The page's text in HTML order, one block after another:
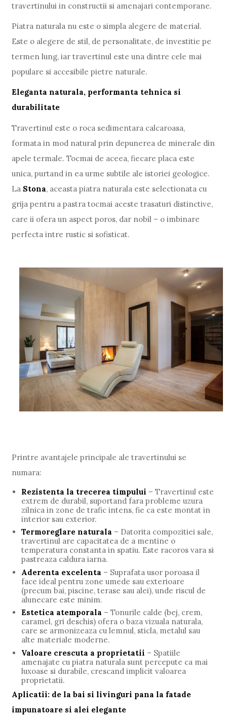
travertinului in constructii si amenajari contemporane.
Piatra naturala nu este o simpla alegere de material.
Este o alegere de stil, de personalitate, de investitie pe
termen lung, iar travertinul este una dintre cele mai
populare si accesibile pietre naturale.
Eleganta naturala, performanta tehnica si
durabilitate
Travertinul este o roca sedimentara calcaroasa,
formata in mod natural prin depunerea de minerale din
apele termale. Tocmai de aceea, fiecare placa este
unica, purtand in ea urme subtile ale istoriei geologice.
La Stona, aceasta piatra naturala este selectionata cu
grija pentru a pastra tocmai aceste trasaturi distinctive,
care ii ofera un aspect poros, dar nobil – o imbinare
perfecta intre rustic si sofisticat.
Printre avantajele principale ale travertinului se
numara:
Rezistenta la trecerea timpului – Travertinul este
extrem de durabil, suportand fara probleme uzura
zilnica in zone de trafic intens, fie ca este montat in
interior sau exterior.
Termoreglare naturala – Datorita compozitiei sale,
travertinul are capacitatea de a mentine o
temperatura constanta in spatiu. Este racoros vara si
pastreaza caldura iarna.
Aderenta excelenta – Suprafata usor poroasa il
face ideal pentru zone umede sau exterioare
(precum bai, piscine, terase sau alei), unde riscul de
alunecare este minim.
Estetica atemporala – Tonurile calde (bej, crem,
caramel, gri deschis) ofera o baza vizuala naturala,
care se armonizeaza cu lemnul, sticla, metalul sau
alte materiale moderne.
Valoare crescuta a proprietatii – Spatiile
amenajate cu piatra naturala sunt percepute ca mai
luxoase si durabile, crescand implicit valoarea
proprietatii.
Aplicatii: de la bai si livinguri pana la fatade
impunatoare si alei elegante